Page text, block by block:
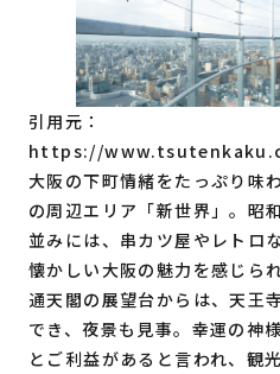
引用元：
https://
大阪の下町情緒をたっぷり味
の周辺エリア「新世界」。昭
並みには、串カツ屋やレトロ
懐かしい大阪の魅力を感じられ
通天閣の展望台からは、天王
でき、夜景も見事。幸運の神
とご利益があると言われ、観